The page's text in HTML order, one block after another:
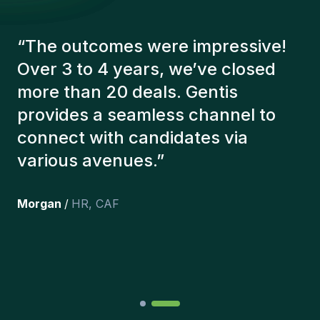
“The Gentis consultants have
always taken a number of factors
into account in order to present us
with the right candidates. The
people we've recruited are still
here, and personally I'm very
the team. ”